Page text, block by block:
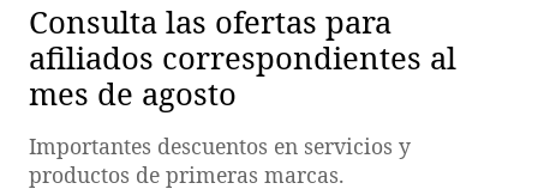
Consulta las ofertas para
afiliados correspondientes al
mes de agosto
Importantes descuentos en servicios y
productos de primeras marcas.